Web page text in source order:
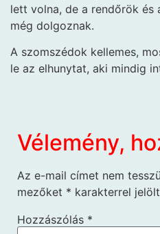
lett volna, de a rendőrök és
még dolgoznak.
A szomszédok kellemes,
le az elhunytat, aki mindig
Vélemény,
Az e-mail címet nem
mezőket * karakterrel
Hozzászólás *